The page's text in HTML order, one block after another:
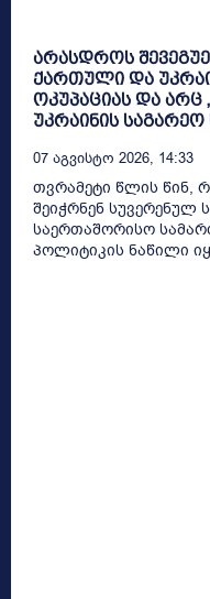
არასდროს
ქართული და
ოკუპაციას და არც
უკრაინის საგარეო
07 Აგვისტო 2026, 14:33
თვრამეტი წლის წინ,
შეიჭრნენ
საერთაშორისო
პოლიტიკის ნაწილი